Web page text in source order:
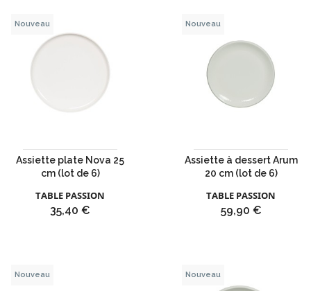
Assiette plate Nova 25
cm (lot de 6)
TABLE PASSION
Prix
35,40 €
Nouveau
Assiette à dessert Arum
20 cm (lot de 6)
TABLE PASSION
Prix
59,90 €
Nouveau
Nouveau Nouveau